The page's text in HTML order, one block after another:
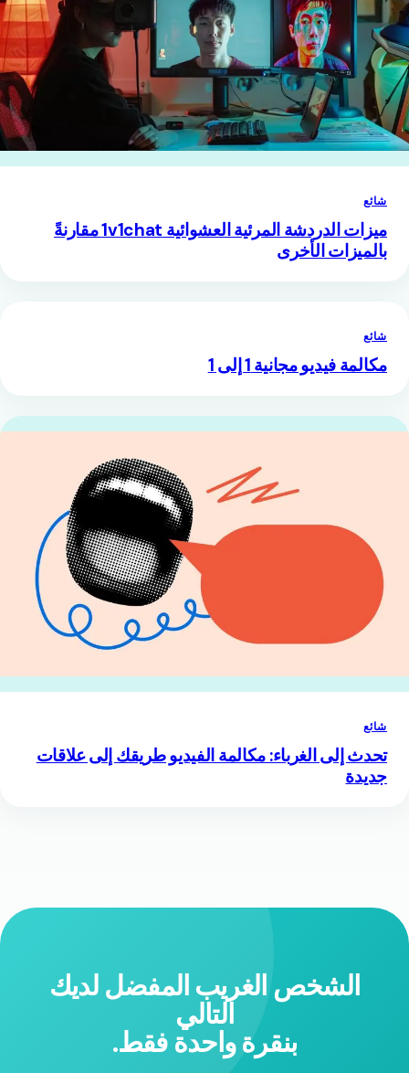
شائع
ميزات الدردشة المرئية العشوائية 1v1chat مقارنةً
بالميزات الأخرى
شائع
مكالمة فيديو مجانية 1 إلى 1
شائع
تحدث إلى الغرباء: مكالمة الفيديو طريقك إلى علاقات
جديدة
الشخص الغريب المفضل لديك
التالي
بنقرة واحدة فقط.